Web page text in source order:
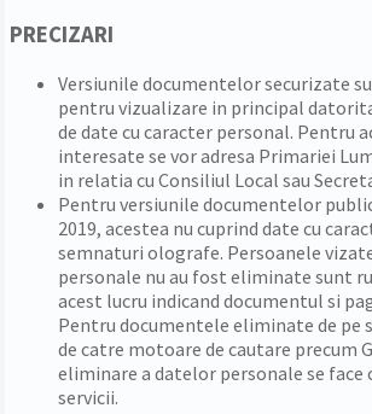
PRECIZARI
Versiunile documentelor securizate
pentru vizualizare in principal
de date cu caracter personal. Pentru
interesate se vor adresa Primariei
in relatia cu Consiliul Local sau
Pentru versiunile documentelor
2019, acestea nu cuprind date cu
semnaturi olografe. Persoanele
personale nu au fost eliminate sunt
acest lucru indicand documentul si
Pentru documentele eliminate de pe
de catre motoare de cautare precum
eliminare a datelor personale se face
servicii.